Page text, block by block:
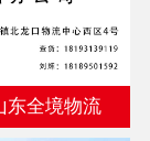
东全境物流